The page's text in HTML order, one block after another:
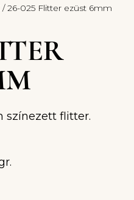
/ 26-025 Flitter ezüst 6mm
színezett flitter.